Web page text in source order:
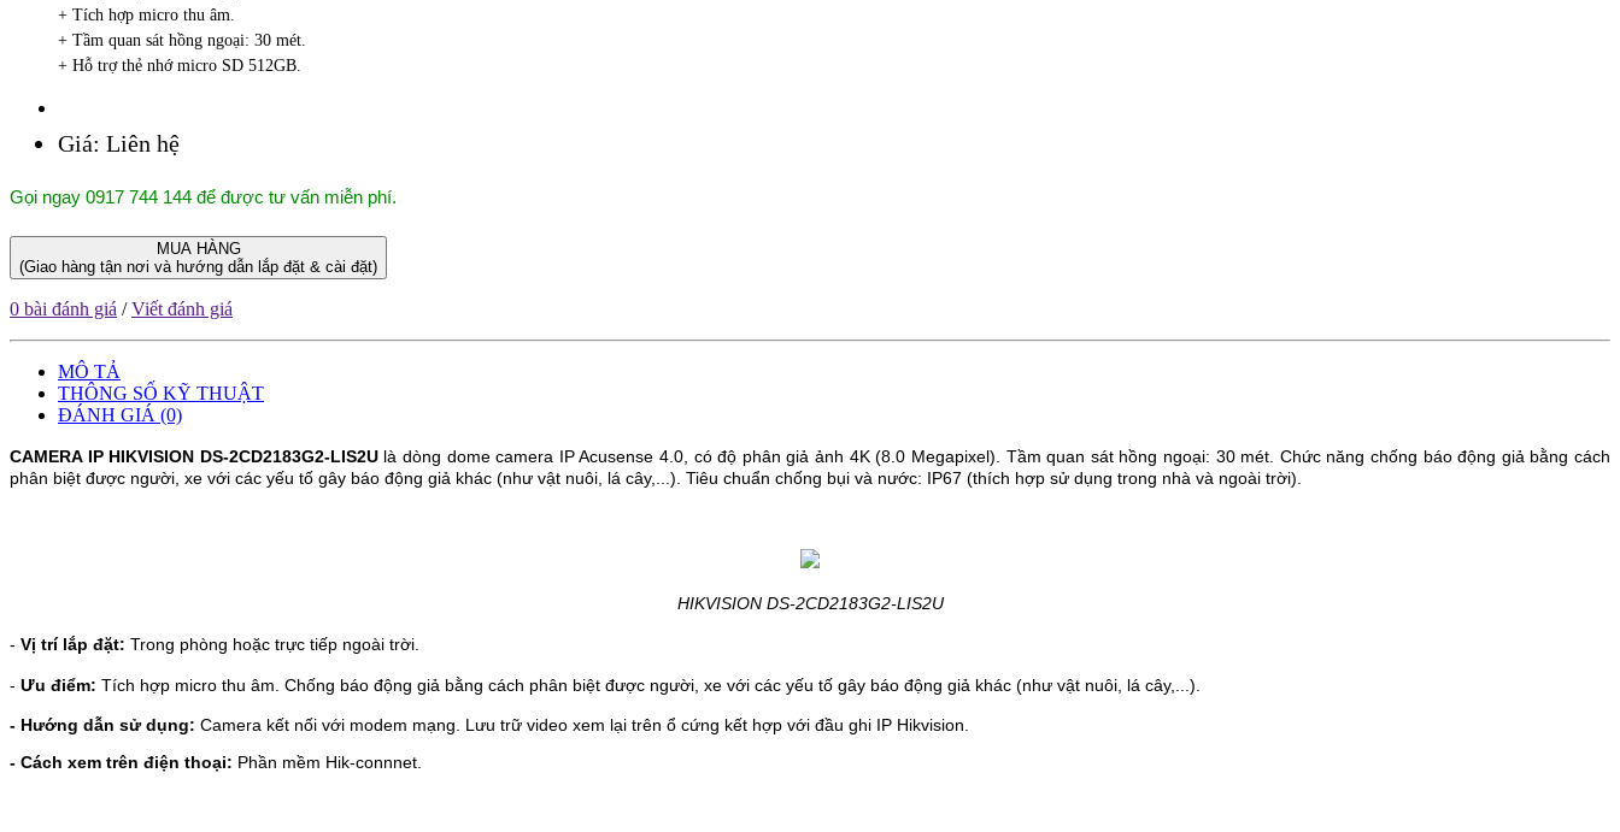
+ Tích hợp micro thu âm.
+ Tầm quan sát hồng ngoại: 30 mét.
+ Hỗ trợ thẻ nhớ micro SD 512GB.
Giá: Liên hệ
Gọi ngay 0917 744 144 để được tư vấn miễn phí.
MUA HÀNG
(Giao hàng tận nơi và hướng dẫn lắp đặt & cài đặt)
0 bài đánh giá /Viết đánh giá
MÔ TẢ
THÔNG SỐ KỸ THUẬT
ĐÁNH GIÁ (0)
CAMERA IP HIKVISION DS-2CD2183G2-LIS2Ulà dòng dome camera IP Acusense 4.0, có độ phân giả ảnh 4K (8.0 Megapixel). Tầm quan sát hồng ngoại: 30 mét. Chức năng chống báo động giả bằng cách
phân biệt được người, xe với các yếu tố gây báo động giả khác (như vật nuôi, lá cây,...). Tiêu chuẩn chống bụi và nước: IP67 (thích hợp sử dụng trong nhà và ngoài trời).
HIKVISION DS-2CD2183G2-LIS2U
- Vị trí lắp đặt: Trong phòng hoặc trực tiếp ngoài trời.
- Ưu điểm: Tích hợp micro thu âm. Chống báo động giả bằng cách phân biệt được người, xe với các yếu tố gây báo động giả khác (như vật nuôi, lá cây,...).
- Hướng dẫn sử dụng: Camera kết nối với modem mạng. Lưu trữ video xem lại trên ổ cứng kết hợp với đầu ghi IP Hikvision.
- Cách xem trên điện thoại: Phần mềm Hik-connnet.